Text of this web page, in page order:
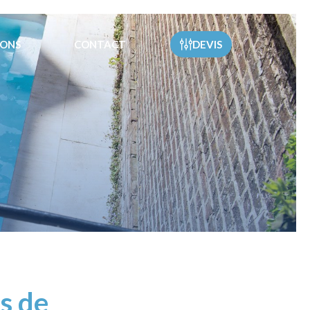
CONTACT DEVIS
de